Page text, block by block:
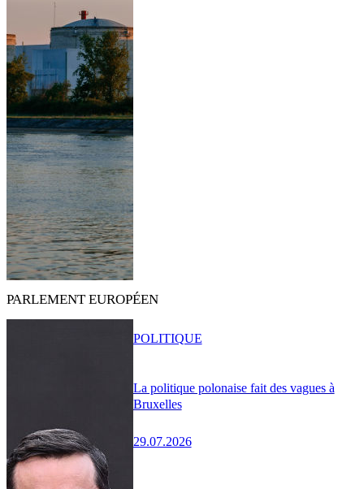
PARLEMENT EUROPÉEN
La politique polonaise fait des vagues à
Bruxelles
29.07.2026
POLITIQUE